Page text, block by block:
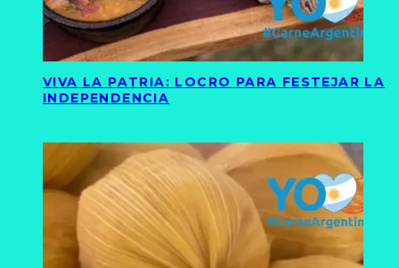
VIVA LA PATRIA: LOCRO PARA FESTEJAR LA
INDEPENDENCIA